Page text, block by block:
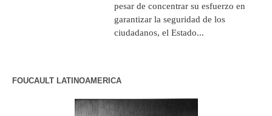
pesar de concentrar su esfuerzo en
garantizar la seguridad de los
ciudadanos, el Estado...
FOUCAULT LATINOAMERICA